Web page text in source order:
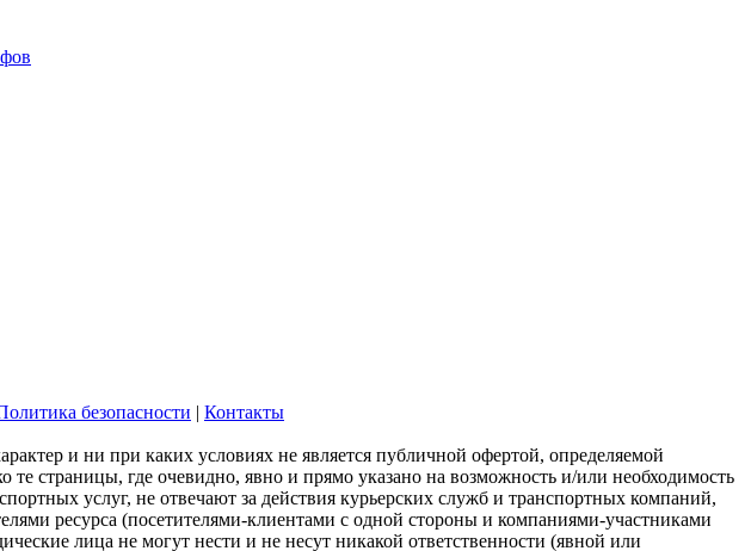
безопасности
Контакты
и ни при каких условиях не является публичной офертой, определяемой
страницы, где очевидно, явно и прямо указано на возможность и/или необходимость
услуг, не отвечают за действия курьерских служб и транспортных компаний,
ресурса (посетителями-клиентами с одной стороны и компаниями-участниками
лица не могут нести и не несут никакой ответственности (явной или